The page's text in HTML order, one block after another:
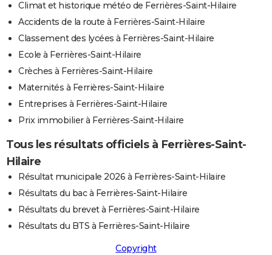
Climat et historique météo de Ferrières-Saint-Hilaire
Accidents de la route à Ferrières-Saint-Hilaire
Classement des lycées à Ferrières-Saint-Hilaire
Ecole à Ferrières-Saint-Hilaire
Crèches à Ferrières-Saint-Hilaire
Maternités à Ferrières-Saint-Hilaire
Entreprises à Ferrières-Saint-Hilaire
Prix immobilier à Ferrières-Saint-Hilaire
Tous les résultats officiels à Ferrières-Saint-
Hilaire
Résultat municipale 2026 à Ferrières-Saint-Hilaire
Résultats du bac à Ferrières-Saint-Hilaire
Résultats du brevet à Ferrières-Saint-Hilaire
Résultats du BTS à Ferrières-Saint-Hilaire
Copyright